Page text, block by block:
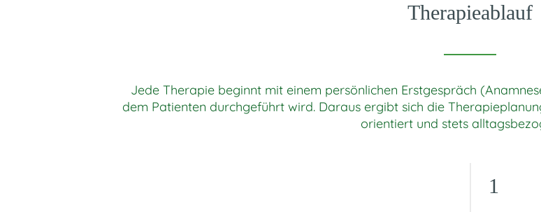
Therapieablauf
Jede Therapie beginnt mit einem persönlichen Erstgespräch
dem Patienten durchgeführt wird. Daraus ergibt sich die
orientiert und stets
1